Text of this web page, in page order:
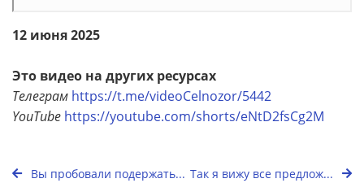
12 июня 2025
Это видео на других ресурсах
Телеграм https://t.me/videoCelnozor/5442
YouTube https://youtube.com/shorts/eNtD2fsCg2M
Вы пробовали подержать... Так я вижу все предлож...